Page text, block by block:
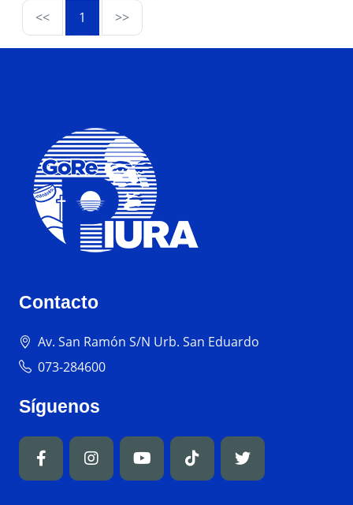
<<
1 >>
Contacto
Av. San Ramón S/N Urb. San Eduardo
073-284600
Síguenos